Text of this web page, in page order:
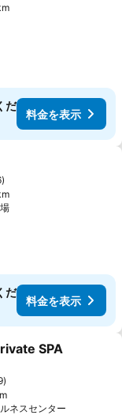
だ
料金を表示
追加
料金を表示
だ
料金を表示
追加
SPA
ネスセンター